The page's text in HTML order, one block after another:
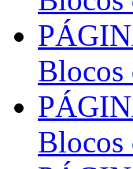
Blocos
Blocos